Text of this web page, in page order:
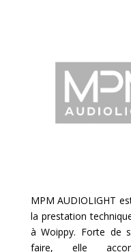
MPM AUDIOLIGHT
la prestation
à Woippy. Forte de
faire, elle